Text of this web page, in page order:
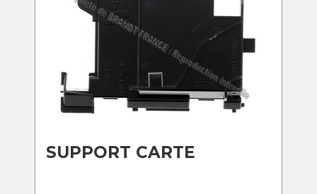
SUPPORT CARTE